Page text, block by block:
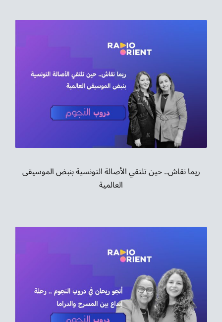
ريما نقاش.. حين تلتقي الأصالة التونسية بنبض الموسيقى
العالمية